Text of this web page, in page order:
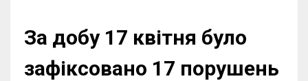
За добу 17 квітня було
зафіксовано 17 порушень